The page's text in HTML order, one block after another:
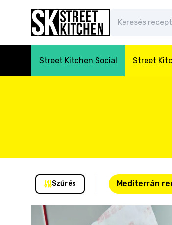
Street Kitchen Social Street
Szűrés Mediterrán